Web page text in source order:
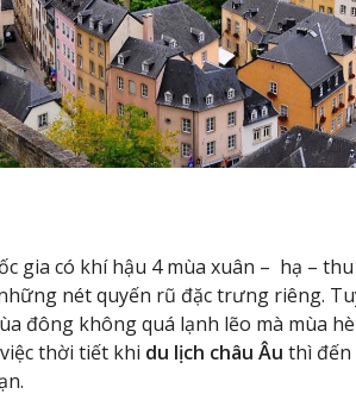
gia có khí hậu 4 mùa xuân – hạ –
nét quyến rũ đặc trưng riêng.
đông không quá lạnh lẽo mà mùa
thời tiết khi du lịch châu Âu thì đến